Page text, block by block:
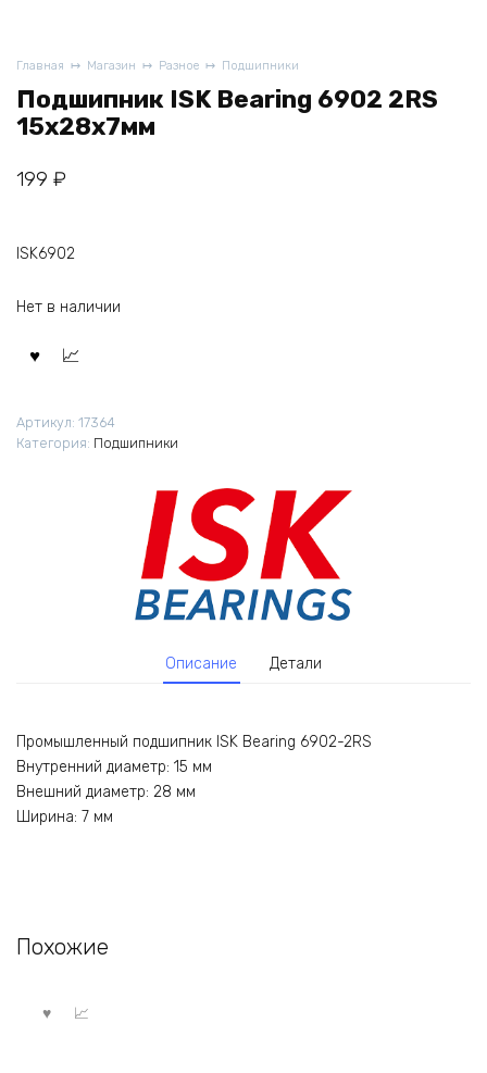
Главная Магазин Разное Подшипники
Подшипник ISK Bearing 6902 2RS
15x28x7мм
199 ₽
ISK6902
Нет в наличии
Артикул: 17364
Категория: Подшипники
Описание Детали
Промышленный подшипник ISK Bearing 6902-2RS
Внутренний диаметр: 15 мм
Внешний диаметр: 28 мм
Ширина: 7 мм
Похожие